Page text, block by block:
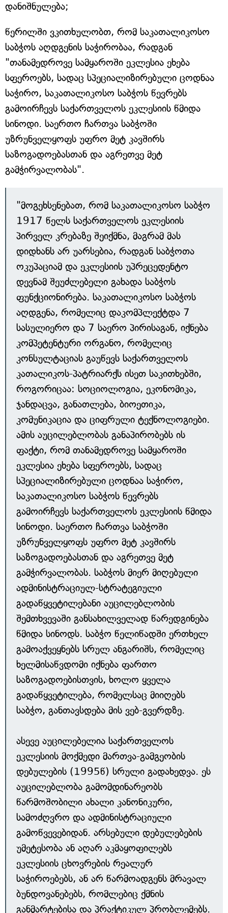
დანიშნულება;
წერილში ვკითხულობთ, რომ საკათალიკოსო
საბჭოს აღდგენის საჭირობაა, რადგან
"თანამედროვე სამყაროში ეკლესია ეხება
სფეროებს, სადაც სპეციალიზირებული ცოდნაა
საჭირო, საკათალიკოსო საბჭოს წევრებს
გამოირჩევს საქართველოს ეკლესიის წმიდა
სინოდი. საერთო ჩართვა საბჭოში
უზრუნველყოფს უფრო მეტ კავშირს
საზოგადოებასთან და აგრეთვე მეტ
გამჭირვალობას".
"მოგეხსენებათ, რომ საკათალიკოსო საბჭო
1917 წელს საქართველოს ეკლესიის
პირველ კრებაზე შეიქმნა, მაგრამ მას
დიდხანს არ უარსებია, რადგან საბჭოთა
ოკუპაციამ და ეკლესიის უპრეცედენტო
დევნამ შეუძლებელი გახადა საბჭოს
ფუნქციონირება. საკათალიკოსო საბჭოს
აღდგენა, რომელიც დაკომპლექტდა 7
სასულიერო და 7 საერო პირისაგან, იქნება
კომპეტენტური ორგანო, რომელიც
კონსულტაციას გაუწევს საქართველოს
კათალიკოს-პატრიარქს ისეთ საკითხებში,
როგორიცაა: სოციოლოგია, ეკონომიკა,
ჯანდაცვა, განათლება, ბიოეთიკა,
კომუნიკაცია და ციფრული ტექნოლოგიები.
ამის აუცილებლობას განაპირობებს ის
ფაქტი, რომ თანამედროვე სამყაროში
ეკლესია ეხება სფეროებს, სადაც
სპეციალიზირებული ცოდნაა საჭირო,
საკათალიკოსო საბჭოს წევრებს
გამოირჩევს საქართველოს ეკლესიის წმიდა
სინოდი. საერთო ჩართვა საბჭოში
უზრუნველყოფს უფრო მეტ კავშირს
საზოგადოებასთან და აგრეთვე მეტ
გამჭირვალობას. საბჭოს მიერ მიღებული
ადმინისტრაციულ-სტრატეგიული
გადაწყვეტილებანი აუცილებლობის
შემთხვევაში განსახილველად წარედგინება
წმიდა სინოდს. საბჭო წელიწადში ერთხელ
გამოაქვეყნებს სრულ ანგარიშს, რომელიც
ხელმისაწვდომი იქნება ფართო
საზოგადოებისთვის, ხოლო ყველა
გადაწყვეტილება, რომელსაც მიიღებს
საბჭო, განთავსდება მის ვებ-გვერდზე.
ასევე აუცილებელია საქართველოს
ეკლესიის მოქმედი მართვა-გამგეობის
დებულების (1995წ) სრული გადახედვა. ეს
აუცილებლობა გამომდინარეობს
წარმოშობილი ახალი კანონიკური,
სამოძღვრო და ადმინისტრაციული
გამოწვევებიდან. არსებული დებულებების
უმეტესობა ან აღარ აკმაყოფილებს
ეკლესიის ცხოვრების რეალურ
საჭიროებებს, ან არ წარმოადგენს მრავალ
ბუნდოვანებებს, რომლებიც ქმნის
განმარტებისა და პრაქტიკულ პრობლემებს.